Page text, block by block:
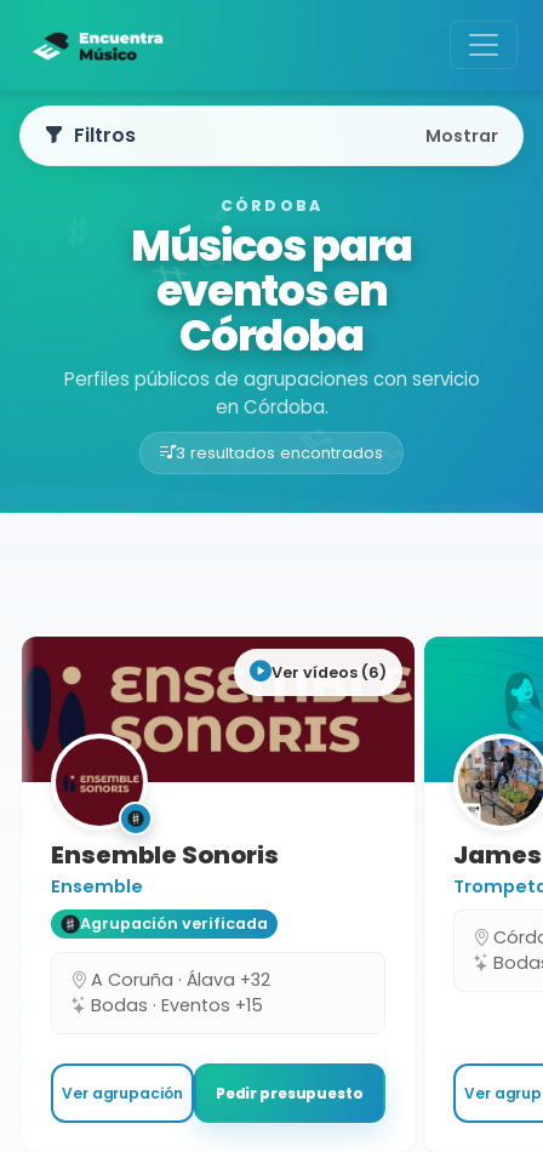
CÓRDOBA
Músicos para
eventos en
Córdoba
Perfiles públicos de agrupaciones con servicio
en Córdoba.
3 resultados encontrados
Buscador de músicos
Filtros Mostrar
Ver vídeos (6)
Ensemble Sonoris
Ensemble
Agrupación verificada
A Coruña · Álava +32
Bodas · Eventos +15
Ver agrupación Pedir presupuesto
Bodas
Ver